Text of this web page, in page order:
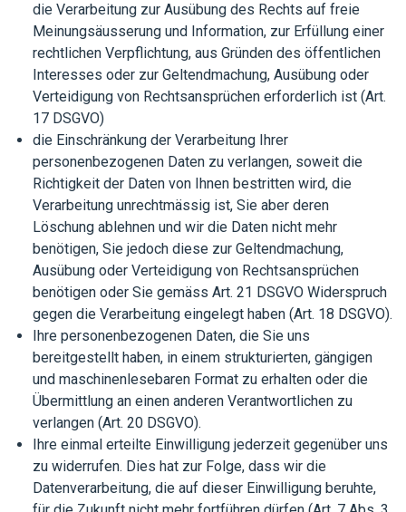
die Verarbeitung zur Ausübung des Rechts auf freie
Meinungsäusserung und Information, zur Erfüllung einer
rechtlichen Verpflichtung, aus Gründen des öffentlichen
Interesses oder zur Geltendmachung, Ausübung oder
Verteidigung von Rechtsansprüchen erforderlich ist (Art.
17 DSGVO)
die Einschränkung der Verarbeitung Ihrer
personenbezogenen Daten zu verlangen, soweit die
Richtigkeit der Daten von Ihnen bestritten wird, die
Verarbeitung unrechtmässig ist, Sie aber deren
Löschung ablehnen und wir die Daten nicht mehr
benötigen, Sie jedoch diese zur Geltendmachung,
Ausübung oder Verteidigung von Rechtsansprüchen
benötigen oder Sie gemäss Art. 21 DSGVO Widerspruch
gegen die Verarbeitung eingelegt haben (Art. 18 DSGVO).
Ihre personenbezogenen Daten, die Sie uns
bereitgestellt haben, in einem strukturierten, gängigen
und maschinenlesebaren Format zu erhalten oder die
Übermittlung an einen anderen Verantwortlichen zu
verlangen (Art. 20 DSGVO).
Ihre einmal erteilte Einwilligung jederzeit gegenüber uns
zu widerrufen. Dies hat zur Folge, dass wir die
Datenverarbeitung, die auf dieser Einwilligung beruhte,